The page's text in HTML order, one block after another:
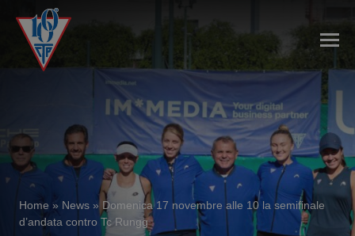
Home » News » Domenica 17 novembre alle 10 la semifinale
d’andata contro Tc Rungg